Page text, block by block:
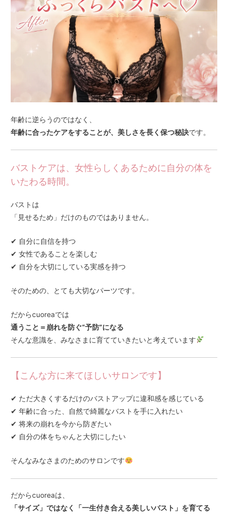
年齢に逆らうのではなく、
年齢に合ったケアをすることが、美しさを長く保つ秘訣です。
バストケアは、女性らしくあるために自分の体を
いたわる時間。
バストは
「見せるため」だけのものではありません。
✔ 自分に自信を持つ
✔ 女性であることを楽しむ
✔ 自分を大切にしている実感を持つ
そのための、とても大切なパーツです。
だからcuoreaでは
通うこと＝崩れを防ぐ“予防”になる
そんな意識を、みなさまに育てていきたいと考えています
【こんな方に来てほしいサロンです】
✔ ただ大きくするだけのバストアップに違和感を感じている
✔ 年齢に合った、自然で綺麗なバストを手に入れたい
✔ 将来の崩れを今から防ぎたい
✔ 自分の体をちゃんと大切にしたい
そんなみなさまのためのサロンです
だからcuoreaは、
「サイズ」ではなく「一生付き合える美しいバスト」を育てる